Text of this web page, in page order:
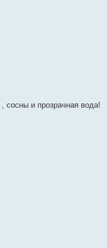
сосны и прозрачная вода!